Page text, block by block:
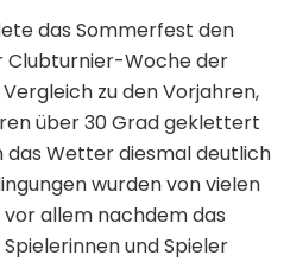
das Sommerfest den
Clubturnier-Woche der
zu den Vorjahren,
über 30 Grad geklettert
Wetter diesmal deutlich
wurden von vielen
allem nachdem das
und Spieler